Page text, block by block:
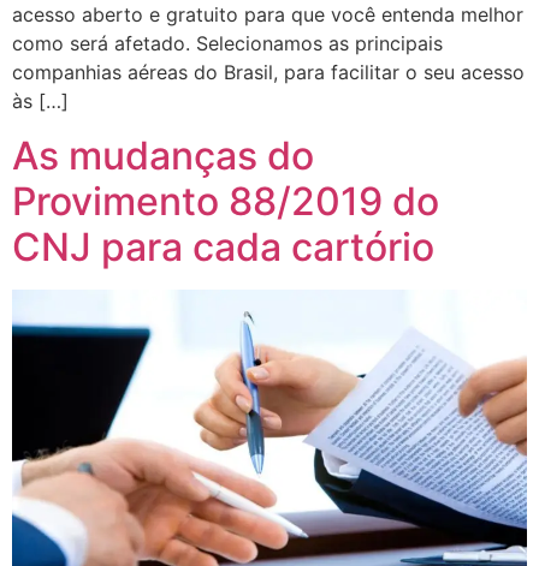
acesso aberto e gratuito para que você entenda melhor
como será afetado. Selecionamos as principais
companhias aéreas do Brasil, para facilitar o seu acesso
às […]
As mudanças do
Provimento 88/2019 do
CNJ para cada cartório